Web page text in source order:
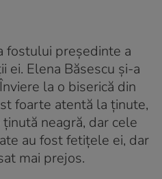
fostului președinte a
ei. Elena Băsescu și-a
la o biserică din
foarte atentă la ținute,
neagră, dar cele
au fost fetițele ei, dar
mai prejos.